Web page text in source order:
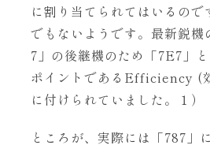
に割り当てられてはいるので
でもないようです。最新鋭機
7」の後継機のため「7E7」
ポイントであるEfficiency (
に付けられていました。１）
ところが、実際には「787」